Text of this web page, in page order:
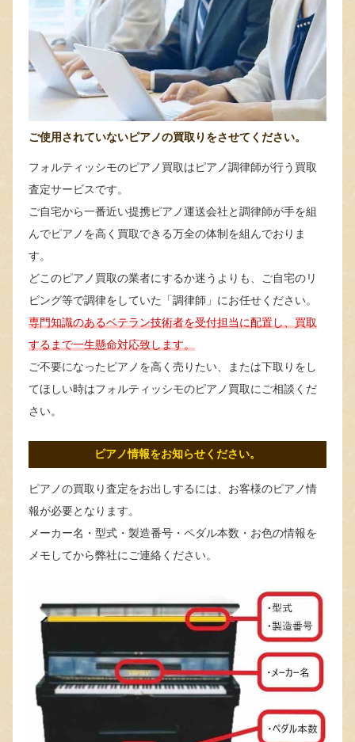
ご使用されていないピアノの買取りをさせてください。
フォルティッシモのピアノ買取はピアノ調律師が行う買取
査定サービスです。
ご自宅から一番近い提携ピアノ運送会社と調律師が手を組
んでピアノを高く買取できる万全の体制を組んでおりま
す。
どこのピアノ買取の業者にするか迷うよりも、ご自宅のリ
ビング等で調律をしていた「調律師」にお任せください。
専門知識のあるベテラン技術者を受付担当に配置し、買取
するまで一生懸命対応致します。
ご不要になったピアノを高く売りたい、または下取りをし
てほしい時はフォルティッシモのピアノ買取にご相談くだ
さい。
ピアノ情報をお知らせください。
ピアノの買取り査定をお出しするには、お客様のピアノ情
報が必要となります。
メーカー名・型式・製造番号・ペダル本数・お色の情報を
メモしてから弊社にご連絡ください。